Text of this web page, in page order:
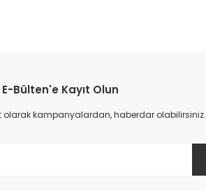
E-Bülten'e Kayıt Olun
olarak kampanyalardan, haberdar olabilirsiniz.